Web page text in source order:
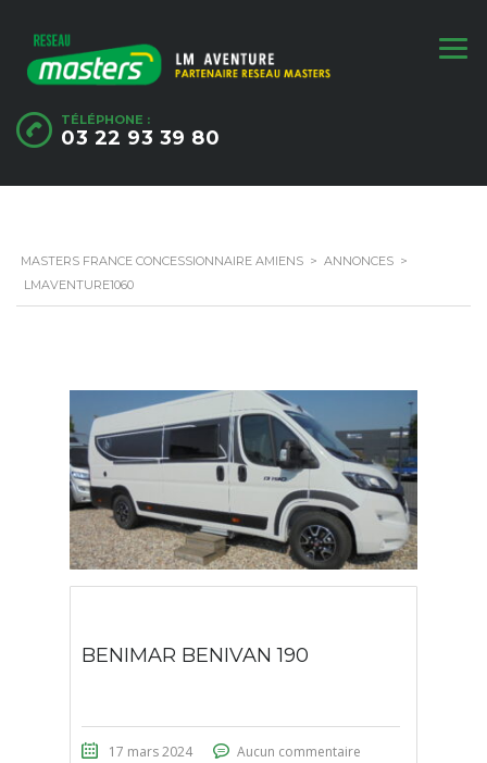
TÉLÉPHONE :
03 22 93 39 80
MASTERS FRANCE CONCESSIONNAIRE AMIENS > ANNONCES >
LMAVENTURE1060
BENIMAR BENIVAN 190
17 mars 2024 Aucun commentaire